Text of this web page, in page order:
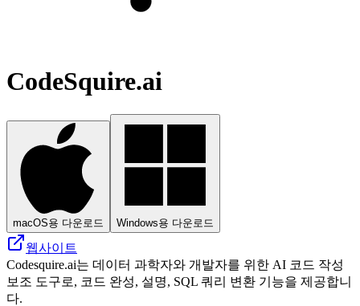
CodeSquire.ai
macOS용 다운로드 Windows용 다운로드
웹사이트
Codesquire.ai는 데이터 과학자와 개발자를 위한 AI 코드 작성
보조 도구로, 코드 완성, 설명, SQL 쿼리 변환 기능을 제공합니
다.